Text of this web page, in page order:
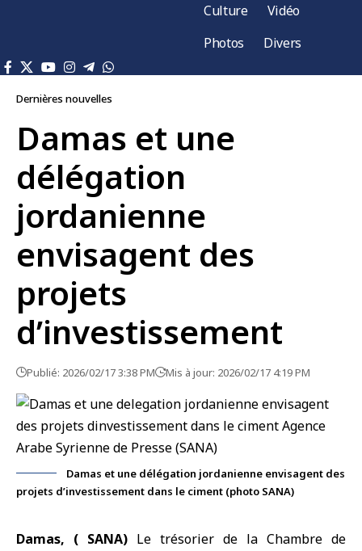
Culture
Vidéo
Photos
Divers
Dernières nouvelles
Damas et une
délégation
jordanienne
envisagent des
projets
d’investissement
Publié: 2026/02/17 3:38 PM Mis à jour: 2026/02/17 4:19 PM
Damas et une délégation jordanienne envisagent des
projets d’investissement dans le ciment (photo SANA)
Damas, ( SANA) Le trésorier de la Chambre de